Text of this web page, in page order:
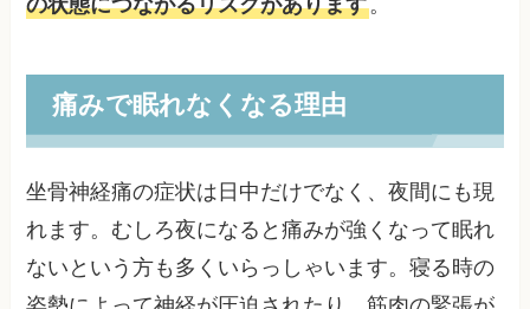
痛みで眠れなくなる理由
坐骨神経痛の症状は日中だけでなく、夜間にも現
れます。むしろ夜になると痛みが強くなって眠れ
ないという方も多くいらっしゃいます。寝る時の